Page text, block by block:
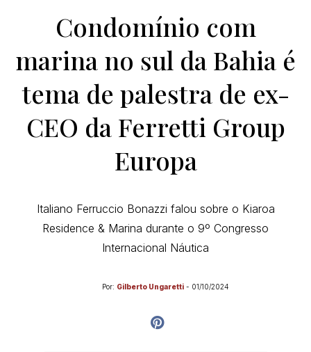
Condomínio com
marina no sul da Bahia é
tema de palestra de ex-
CEO da Ferretti Group
Europa
Italiano Ferruccio Bonazzi falou sobre o Kiaroa
Residence & Marina durante o 9º Congresso
Internacional Náutica
Por: Gilberto Ungaretti - 01/10/2024